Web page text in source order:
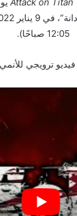
12:05 صباحًا).
فيديو ترويجي